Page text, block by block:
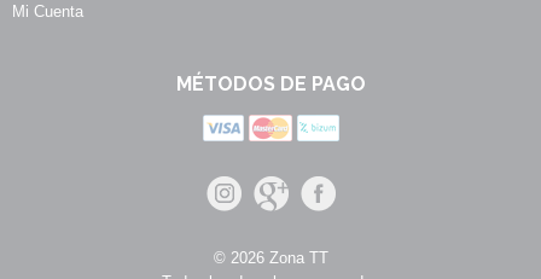
Mi Cuenta
MÉTODOS DE PAGO
© 2026 Zona TT